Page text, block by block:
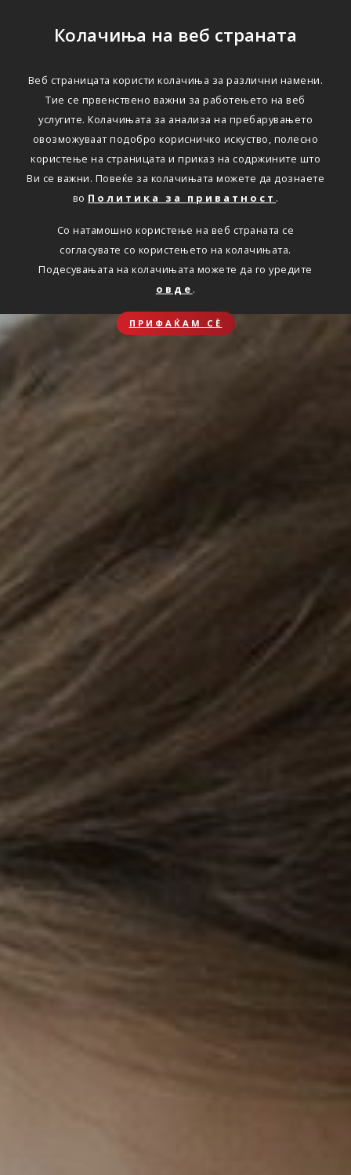
Колачиња на веб страната
Веб страницата користи колачиња за различни намени.
Тие се првенствено важни за работењето на веб
услугите. Колачињата за анализа на пребарувањето
овозможуваат подобро корисничко искуство, полесно
користење на страницата и приказ на содржините што
Ви се важни. Повеќе за колачињата можете да дознаете
во Политика за приватност .
Со натамошно користење на веб страната се
согласувате со користењето на колачињата.
Подесувањата на колачињата можете да го уредите
овде .
ПРИФАЌАМ СЀ